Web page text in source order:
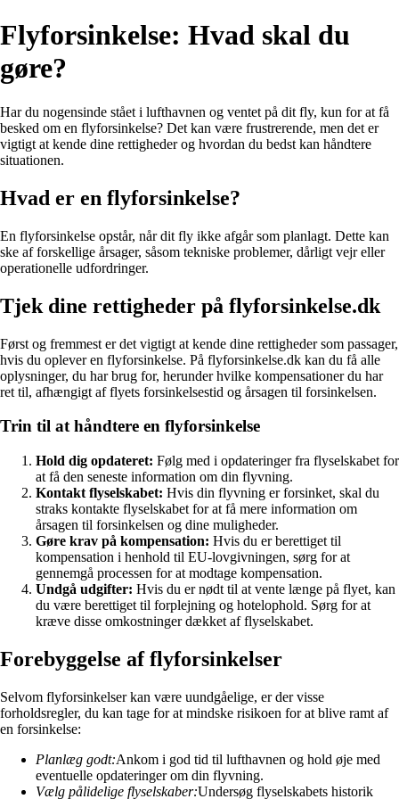
Flyforsinkelse: Hvad skal du
gøre?
Har du nogensinde stået i lufthavnen og ventet på dit fly, kun for at få
besked om en flyforsinkelse? Det kan være frustrerende, men det er
vigtigt at kende dine rettigheder og hvordan du bedst kan håndtere
situationen.
Hvad er en flyforsinkelse?
En flyforsinkelse opstår, når dit fly ikke afgår som planlagt. Dette kan
ske af forskellige årsager, såsom tekniske problemer, dårligt vejr eller
operationelle udfordringer.
Tjek dine rettigheder på flyforsinkelse.dk
Først og fremmest er det vigtigt at kende dine rettigheder som passager,
hvis du oplever en flyforsinkelse. På flyforsinkelse.dk kan du få alle
oplysninger, du har brug for, herunder hvilke kompensationer du har
ret til, afhængigt af flyets forsinkelsestid og årsagen til forsinkelsen.
Trin til at håndtere en flyforsinkelse
Hold dig opdateret: Følg med i opdateringer fra flyselskabet for
at få den seneste information om din flyvning.
Kontakt flyselskabet: Hvis din flyvning er forsinket, skal du
straks kontakte flyselskabet for at få mere information om
årsagen til forsinkelsen og dine muligheder.
Gøre krav på kompensation: Hvis du er berettiget til
kompensation i henhold til EU-lovgivningen, sørg for at
gennemgå processen for at modtage kompensation.
Undgå udgifter: Hvis du er nødt til at vente længe på flyet, kan
du være berettiget til forplejning og hotelophold. Sørg for at
kræve disse omkostninger dækket af flyselskabet.
Forebyggelse af flyforsinkelser
Selvom flyforsinkelser kan være uundgåelige, er der visse
forholdsregler, du kan tage for at mindske risikoen for at blive ramt af
en forsinkelse:
Planlæg godt:Ankom i god tid til lufthavnen og hold øje med
eventuelle opdateringer om din flyvning.
Vælg pålidelige flyselskaber:Undersøg flyselskabets historik